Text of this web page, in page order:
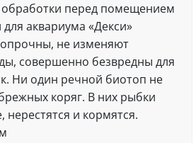
обрaботки перед помещением
аквариума «Декси»
не изменяют
совершенно безвредны для
Ни один речной биотоп не
коряг. В них рыбки
и кормятся.